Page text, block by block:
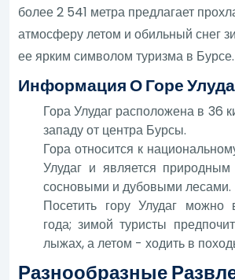
более 2 541 метра предлагает
атмосферу летом и обильный снег
ее ярким символом туризма в Бурсе.
Информация О Горе
Гора Улудаг расположена в 36
западу от центра Бурсы.
Гора относится к
Улудаг и является
сосновыми и дубовыми лесами.
Посетить гору Улудаг можно
года; зимой туристы
лыжах, а летом - ходить в
Разнообразные